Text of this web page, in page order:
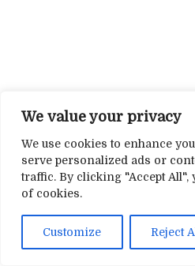
We value your privacy
We use cookies to enhance
serve personalized ads or
traffic. By clicking "Accept All",
of cookies.
Customize Reject